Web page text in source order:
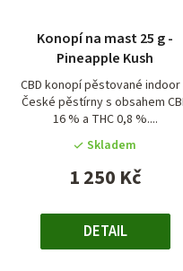
Konopí na mast 25 g -
Pineapple Kush
CBD konopí pěstované indoor
České pěstírny s obsahem
16 % a THC 0,8 %....
Skladem
1 250 Kč
DETAIL